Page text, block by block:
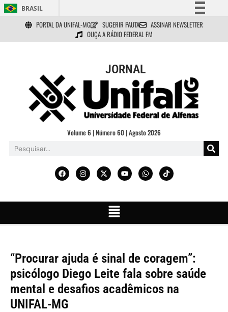
BRASIL
Simplifique!
Comunica BR
Acesso à informação
Legislação
Canais
PORTAL DA UNIFAL-MG SUGERIR PAUTA
ASSINAR NEWSLETTER
OUÇA A RÁDIO FEDERAL FM
JORNAL
Volume 6 | Número 60 | Agosto 2026
“Procurar ajuda é sinal de coragem”:
psicólogo Diego Leite fala sobre saúde
mental e desafios acadêmicos na
UNIFAL-MG